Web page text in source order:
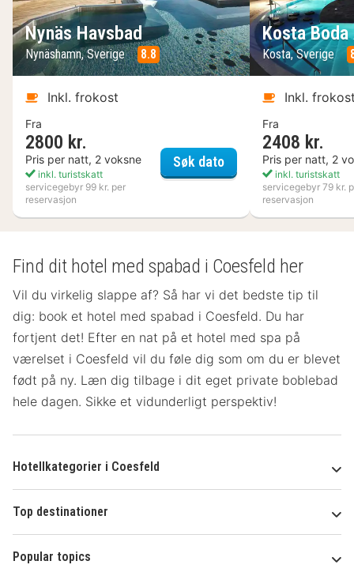
Nynäs Havsbad
Nynäshamn, Sverige 8.8
Inkl. frokost
Fra
2800 kr.
Pris per natt, 2 voksne
inkl. turistskatt
servicegebyr 99 kr. per
reservasjon
Søk datoNynäs Havsbad
Kosta
Kosta, Sverige
Inkl.
Fra
2408 kr.
Pris per natt, 2
inkl. turistskatt
servicegebyr 79 kr.
reservasjon
Find dit hotel med spabad i Coesfeld her
Vil du virkelig slappe af? Så har vi det bedste tip til
dig: book et hotel med spabad i Coesfeld. Du har
fortjent det! Efter en nat på et hotel med spa på
værelset i Coesfeld vil du føle dig som om du er blevet
født på ny. Læn dig tilbage i dit eget private boblebad
hele dagen. Sikke et vidunderligt perspektiv!
Hotellkategorier i Coesfeld
Top destinationer
Popular topics